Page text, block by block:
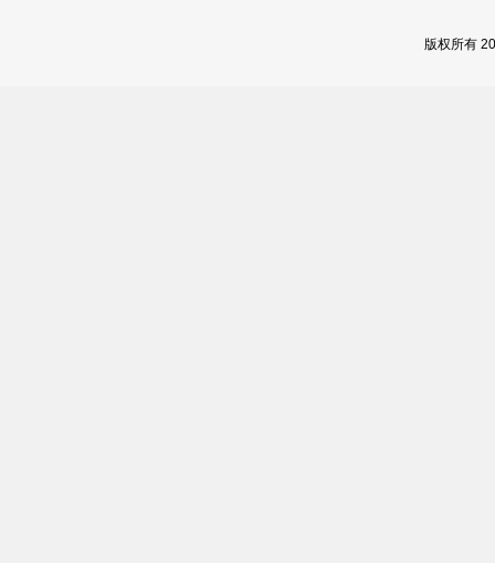
版权所有